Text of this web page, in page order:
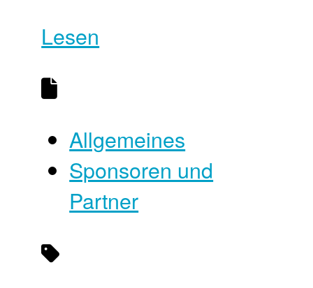
Lesen
Allgemeines
Sponsoren und
Partner